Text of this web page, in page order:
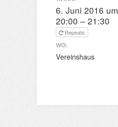
6. Juni 2016 um
20:00 – 21:30
Repeats
WO:
Vereinshaus